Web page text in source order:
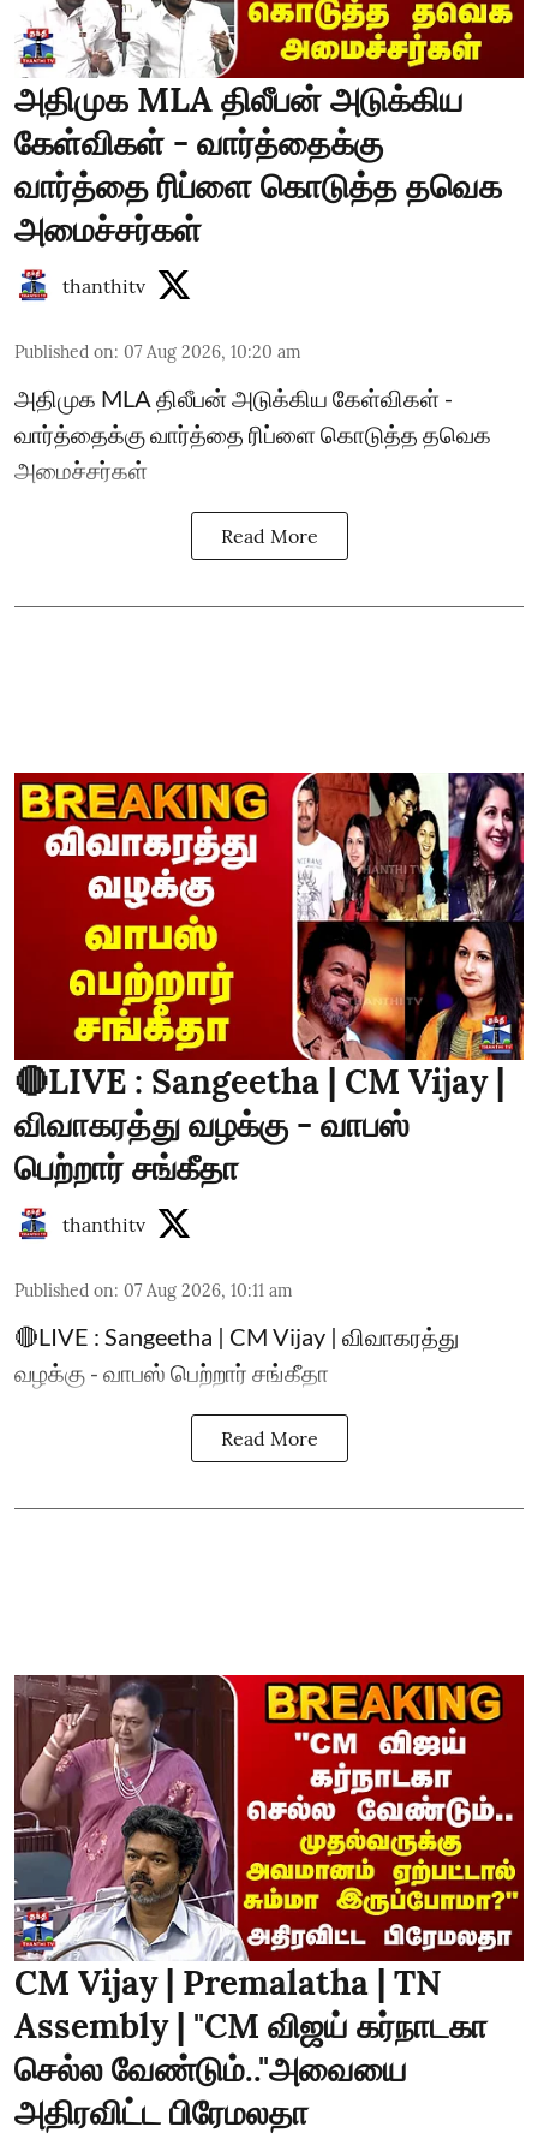
அதிமுக MLA திலீபன் அடுக்கிய
கேள்விகள் - வார்த்தைக்கு
வார்த்தை ரிப்ளை கொடுத்த தவெக
அமைச்சர்கள்
thanthitv
Published on: 07 Aug 2026, 10:20 am
அதிமுக MLA திலீபன் அடுக்கிய கேள்விகள் -
வார்த்தைக்கு வார்த்தை ரிப்ளை கொடுத்த தவெக
அமைச்சர்கள்
Read More
🔴LIVE : Sangeetha | CM Vijay |
விவாகரத்து வழக்கு - வாபஸ்
பெற்றார் சங்கீதா
thanthitv
Published on: 07 Aug 2026, 10:11 am
🔴LIVE : Sangeetha | CM Vijay | விவாகரத்து
வழக்கு - வாபஸ் பெற்றார் சங்கீதா
Read More
CM Vijay | Premalatha | TN
Assembly | "CM விஜய் கர்நாடகா
செல்ல வேண்டும்.."அவையை
அதிரவிட்ட பிரேமலதா